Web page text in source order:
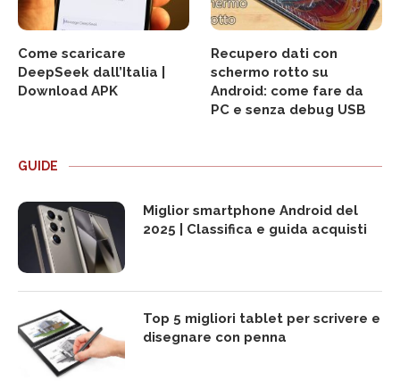
Come scaricare
DeepSeek dall’Italia |
Download APK
Recupero dati con
schermo rotto su
Android: come fare da
PC e senza debug USB
GUIDE
Miglior smartphone Android del
2025 | Classifica e guida acquisti
Top 5 migliori tablet per scrivere e
disegnare con penna